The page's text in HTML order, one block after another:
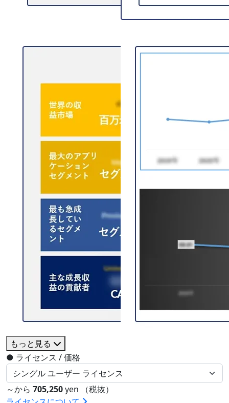
もっと見る
● ライセンス / 価格
～から 705,250yen （税抜）